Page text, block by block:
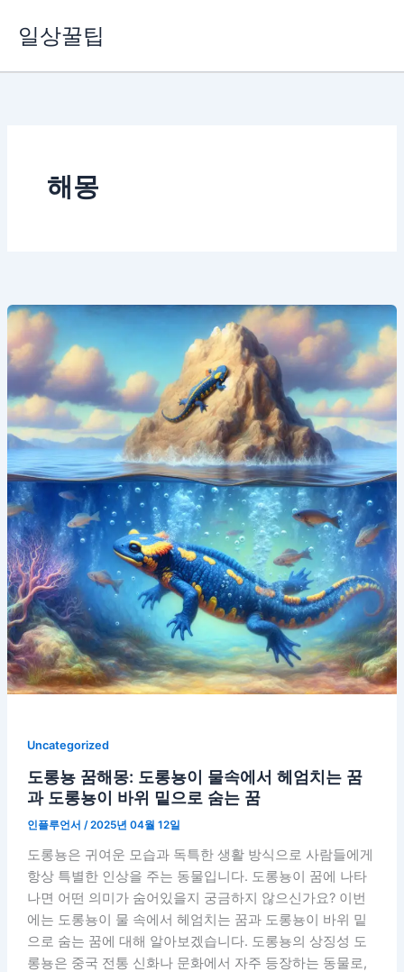
로
일상꿀팁
해몽
Uncategorized
도롱뇽 꿈해몽: 도롱뇽이 물속에서 헤엄치는 꿈
과 도롱뇽이 바위 밑으로 숨는 꿈
인플루언서 /2025년 04월 12일
도롱뇽은 귀여운 모습과 독특한 생활 방식으로 사람들에게
항상 특별한 인상을 주는 동물입니다. 도롱뇽이 꿈에 나타
나면 어떤 의미가 숨어있을지 궁금하지 않으신가요? 이번
에는 도롱뇽이 물 속에서 헤엄치는 꿈과 도롱뇽이 바위 밑
으로 숨는 꿈에 대해 알아보겠습니다. 도롱뇽의 상징성 도
롱뇽은 중국 전통 신화나 문화에서 자주 등장하는 동물로,